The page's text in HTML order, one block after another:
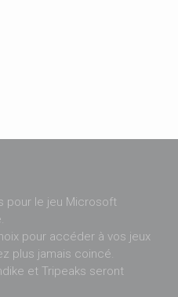
pour le jeu Microsoft
pour accéder à vos jeux
plus jamais coincé.
et Tripeaks seront